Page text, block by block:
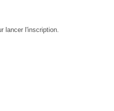
lancer l'inscription.